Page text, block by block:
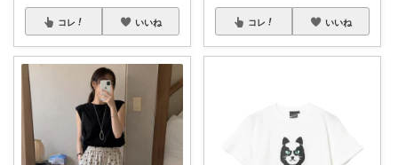
コレ いいね コレ いいね